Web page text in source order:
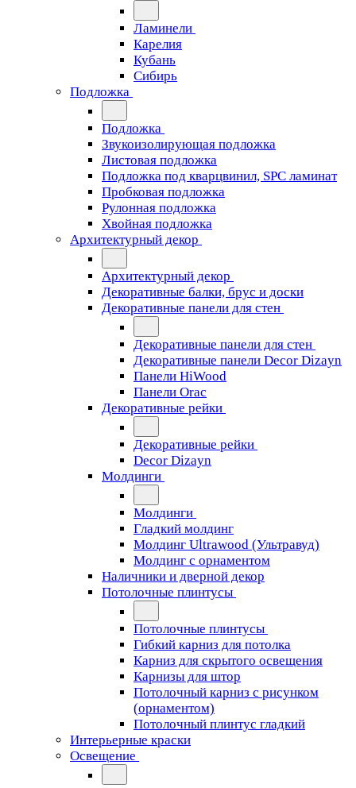
Ламинели
Карелия
Кубань
Сибирь
Подложка
Подложка
Звукоизолирующая подложка
Листовая подложка
Подложка под кварцвинил, SPC ламинат
Пробковая подложка
Рулонная подложка
Хвойная подложка
Архитектурный декор
Архитектурный декор
Декоративные балки, брус и доски
Декоративные панели для стен
Декоративные панели для стен
Декоративные панели Decor Dizayn
Панели HiWood
Панели Orac
Декоративные рейки
Декоративные рейки
Decor Dizayn
Молдинги
Молдинги
Гладкий молдинг
Молдинг Ultrawood (Ультравуд)
Молдинг с орнаментом
Наличники и дверной декор
Потолочные плинтусы
Потолочные плинтусы
Гибкий карниз для потолка
Карниз для скрытого освещения
Карнизы для штор
Потолочный карниз с рисунком
(орнаментом)
Потолочный плинтус гладкий
Интерьерные краски
Освещение